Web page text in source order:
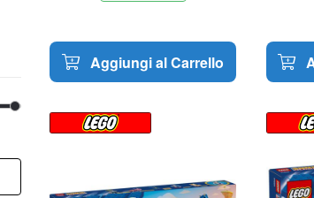
Aggiungi al Carrello